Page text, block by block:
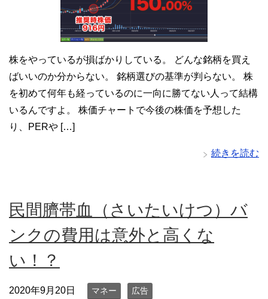
株をやっているが損ばかりしている。 どんな銘柄を買え
ばいいのか分からない。 銘柄選びの基準が判らない。 株
を初めて何年も経っているのに一向に勝てない人って結構
いるんですよ。 株価チャートで今後の株価を予想した
り、PERや […]
続きを読む
民間臍帯血（さいたいけつ）バ
ンクの費用は意外と高くな
い！？
2020年9月20日 マネー 広告